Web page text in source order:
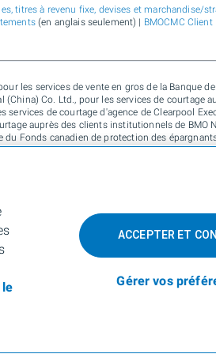
titres à revenu fixe, devises et marchandise/
(en anglais seulement) | BMOCMC
les services de vente en gros de la Banque
(China) Co. Ltd., pour les services de courtage
services de courtage d'agence de Clearpool
auprès des clients institutionnels de BMO
Fonds canadien de protection des
en Europe et de BMO Capital Markets
de BMO Nesbitt Burns Inc., utilisée sous
sous licence. « BMO (le médaillon contenant le
de plus amples renseignements, veuillez vous
et partout ailleurs.
Gérer vos
ACCEPTER ET